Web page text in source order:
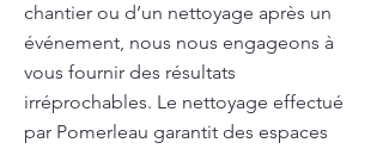
chantier ou d’un nettoyage après un
événement, nous nous engageons à
vous fournir des résultats
irréprochables. Le nettoyage effectué
par Pomerleau garantit des espaces